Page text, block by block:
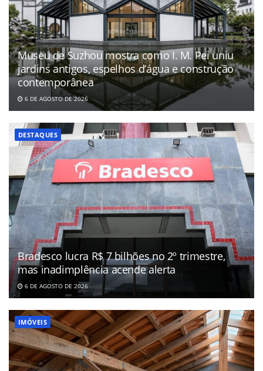
Museu de Suzhou mostra como I. M. Pei uniu
jardins antigos, espelhos d’água e construção
contemporânea
6 DE AGOSTO DE 2026
DESTAQUES
Bradesco lucra R$ 7 bilhões no 2º trimestre,
mas inadimplência acende alerta
6 DE AGOSTO DE 2026
IMÓVEIS